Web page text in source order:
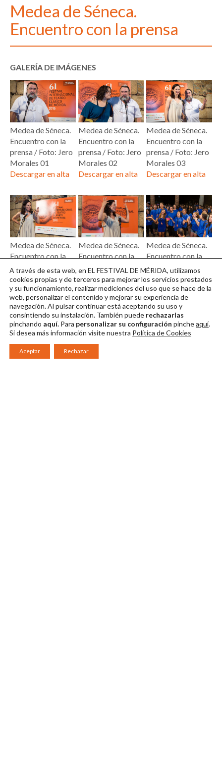
Medea de Séneca.
Encuentro con la prensa
GALERÍA DE IMÁGENES
Medea de Séneca.
Encuentro con la
prensa / Foto: Jero
Morales 01
Descargar en alta
Medea de Séneca.
Encuentro con la
prensa / Foto: Jero
Morales 02
Descargar en alta
Medea de Séneca.
Encuentro con la
prensa / Foto: Jero
Morales 03
Descargar en alta
Medea de Séneca.
Encuentro con la
prensa / Foto: Jero
Morales 04
Descargar en alta
Medea de Séneca.
Encuentro con la
prensa / Foto: Jero
Morales 05
Descargar en alta
Medea de Séneca.
Encuentro con la
prensa / Foto: Jero
Morales 06
Descargar en alta
A través de esta web, en EL FESTIVAL DE MÉRIDA, utilizamos
cookies propias y de terceros para mejorar los servicios prestados
y su funcionamiento, realizar mediciones del uso que se hace de la
web, personalizar el contenido y mejorar su experiencia de
navegación. Al pulsar continuarestá aceptando su uso y
consintiendo su instalación. También puede rechazarlas
pinchando aquí. Para personalizar su configuración pincheaquí.
Si desea más información visite nuestra Política de Cookies
Aceptar Rechazar